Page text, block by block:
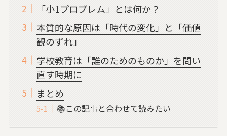
「小1プロブレム」とは何か？
本質的な原因は「時代の変化」と「価値
観のずれ」
学校教育は「誰のためのものか」を問い
直す時期に
まとめ
📚この記事と合わせて読みたい